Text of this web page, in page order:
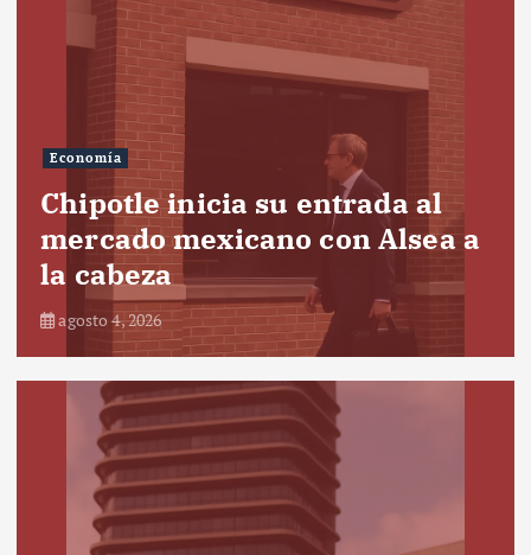
Economía
Chipotle inicia su entrada al
mercado mexicano con Alsea a
la cabeza
agosto 4, 2026